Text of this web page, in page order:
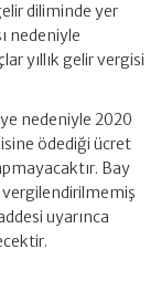
diliminde yer
nedeniyle
yıllık gelir vergisi
nedeniyle 2020
ödediği ücret
Bay
vergilendirilmemiş
uyarınca